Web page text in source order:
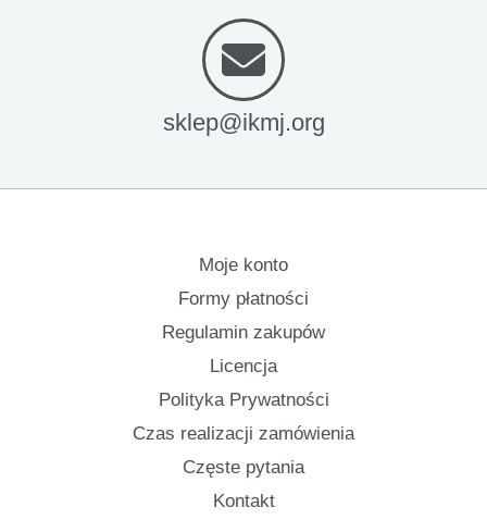
sklep@ikmj.org
Moje konto
Formy płatności
Regulamin zakupów
Licencja
Polityka Prywatności
Czas realizacji zamówienia
Częste pytania
Kontakt